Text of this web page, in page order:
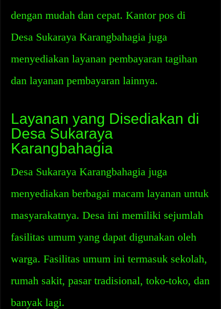
dengan mudah dan cepat. Kantor pos di
Desa Sukaraya Karangbahagia juga
menyediakan layanan pembayaran tagihan
dan layanan pembayaran lainnya.
Layanan yang Disediakan di
Desa Sukaraya
Karangbahagia
Desa Sukaraya Karangbahagia juga
menyediakan berbagai macam layanan untuk
masyarakatnya. Desa ini memiliki sejumlah
fasilitas umum yang dapat digunakan oleh
warga. Fasilitas umum ini termasuk sekolah,
rumah sakit, pasar tradisional, toko-toko, dan
banyak lagi.